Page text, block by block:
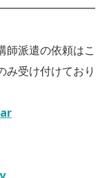
師派遣の依頼はこ
み受け付けており